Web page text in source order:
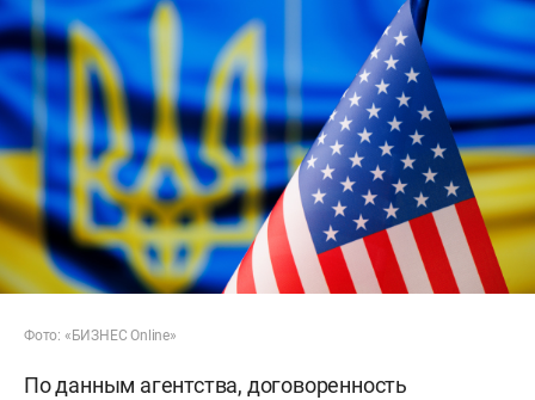
Фото: «БИЗНЕС Online»
По данным агентства, договоренность